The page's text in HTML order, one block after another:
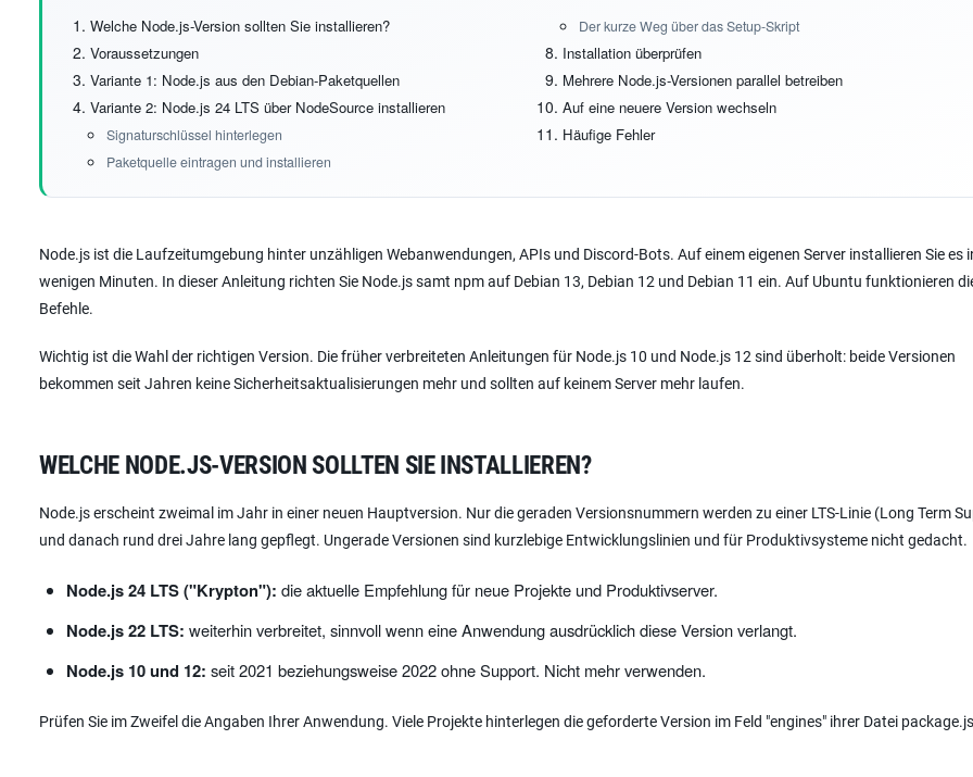
Welche Node.js-Version sollten Sie installieren?
Voraussetzungen
Variante 1: Node.js aus den Debian-Paketquellen
Variante 2: Node.js 24 LTS über NodeSource installieren
Signaturschlüssel hinterlegen
Paketquelle eintragen und installieren
Der kurze Weg über das Setup-Skript
Installation überprüfen
Mehrere Node.js-Versionen parallel betreiben
Auf eine neuere Version wechseln
Häufige Fehler
Node.js ist die Laufzeitumgebung hinter unzähligen Webanwendungen, APIs und Discord-Bots. Auf einem eigenen Server installieren Sie es
wenigen Minuten. In dieser Anleitung richten Sie Node.js samt npm auf Debian 13, Debian 12 und Debian 11 ein. Auf Ubuntu funktionieren
Befehle.
Wichtig ist die Wahl der richtigen Version. Die früher verbreiteten Anleitungen für Node.js 10 und Node.js 12 sind überholt: beide Versionen
bekommen seit Jahren keine Sicherheitsaktualisierungen mehr und sollten auf keinem Server mehr laufen.
WELCHE NODE.JS-VERSION SOLLTEN SIE INSTALLIEREN?
Node.js erscheint zweimal im Jahr in einer neuen Hauptversion. Nur die geraden Versionsnummern werden zu einer LTS-Linie (Long Term
und danach rund drei Jahre lang gepflegt. Ungerade Versionen sind kurzlebige Entwicklungslinien und für Produktivsysteme nicht gedacht.
Node.js 24 LTS ("Krypton"): die aktuelle Empfehlung für neue Projekte und Produktivserver.
Node.js 22 LTS: weiterhin verbreitet, sinnvoll wenn eine Anwendung ausdrücklich diese Version verlangt.
Node.js 10 und 12: seit 2021 beziehungsweise 2022 ohne Support. Nicht mehr verwenden.
Prüfen Sie im Zweifel die Angaben Ihrer Anwendung. Viele Projekte hinterlegen die geforderte Version im Feld "engines" ihrer Datei